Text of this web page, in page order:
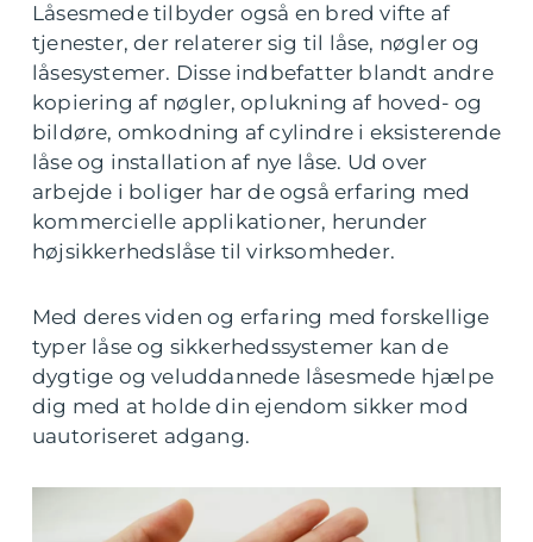
Låsesmede tilbyder også en bred vifte af
tjenester, der relaterer sig til låse, nøgler og
låsesystemer. Disse indbefatter blandt andre
kopiering af nøgler, oplukning af hoved- og
bildøre, omkodning af cylindre i eksisterende
låse og installation af nye låse. Ud over
arbejde i boliger har de også erfaring med
kommercielle applikationer, herunder
højsikkerhedslåse til virksomheder.
Med deres viden og erfaring med forskellige
typer låse og sikkerhedssystemer kan de
dygtige og veluddannede låsesmede hjælpe
dig med at holde din ejendom sikker mod
uautoriseret adgang.